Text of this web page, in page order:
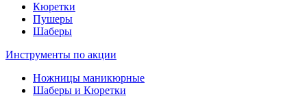
Кюретки
Пушеры
Шаберы
Инструменты по акции
Ножницы маникюрные
Шаберы и Кюретки